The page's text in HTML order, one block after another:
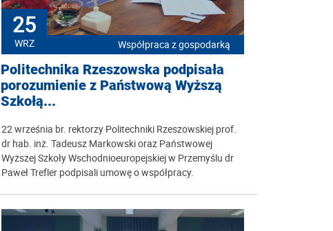
25
WRZ Współpraca z gospodarką
Politechnika Rzeszowska podpisała
porozumienie z Państwową Wyższą
Szkołą...
22 września br. rektorzy Politechniki Rzeszowskiej prof.
dr hab. inż. Tadeusz Markowski oraz Państwowej
Wyższej Szkoły Wschodnioeuropejskiej w Przemyślu dr
Paweł Trefler podpisali umowę o współpracy.